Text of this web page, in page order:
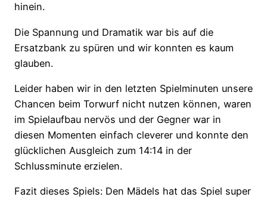
hinein.
Die Spannung und Dramatik war bis auf die
Ersatzbank zu spüren und wir konnten es kaum
glauben.
Leider haben wir in den letzten Spielminuten unsere
Chancen beim Torwurf nicht nutzen können, waren
im Spielaufbau nervös und der Gegner war in
diesen Momenten einfach cleverer und konnte den
glücklichen Ausgleich zum 14:14 in der
Schlussminute erzielen.
Fazit dieses Spiels: Den Mädels hat das Spiel super